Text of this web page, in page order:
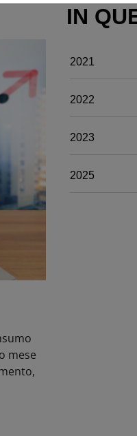
mese
IN
2021
2022
2023
2025